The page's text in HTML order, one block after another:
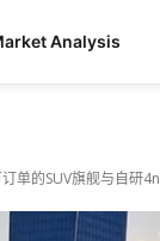
Analysis
单的SUV旗舰与自研